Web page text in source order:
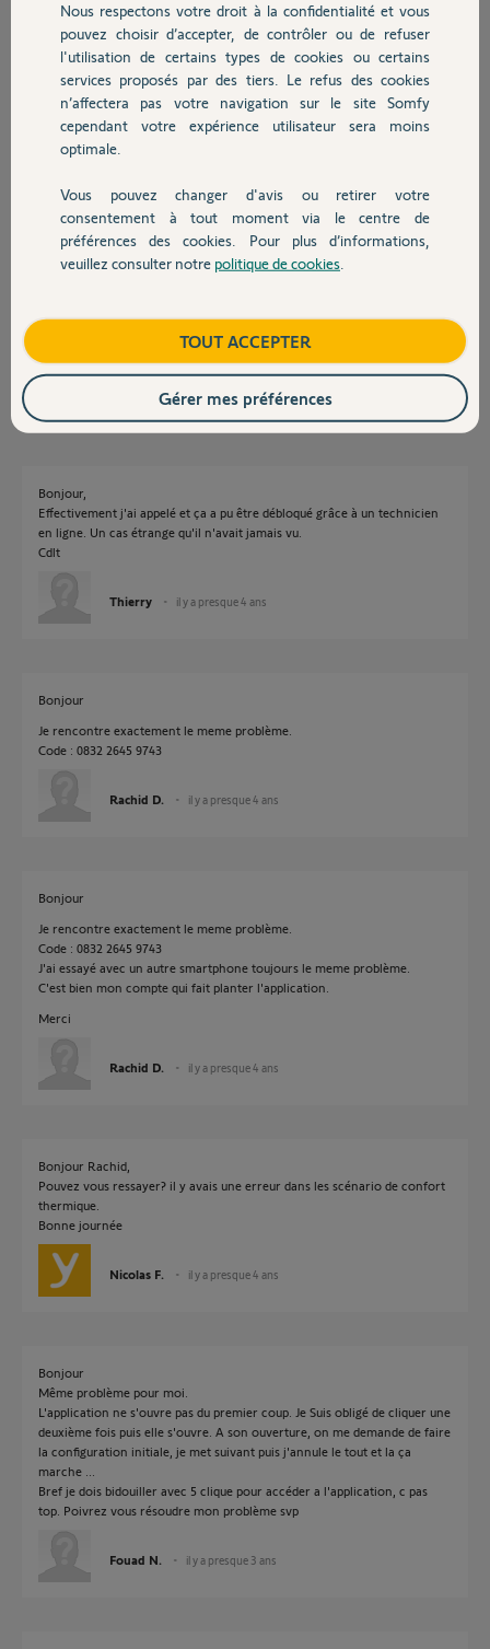
Chauffage
Autres produits
Devis avec un pro
Contact
Code PIN 2023-6744-4835
Merci d'avance pour votre action.
Thierry
il y a presque 4 ans
Réponses
Je vois que vous arrivez de nouveau a vous connecter a l'application.
Nicolas F. il y a presque 4 ans
Bonjour,
Effectivement j'ai appelé et ça a pu être débloqué grâce à un technicien
en ligne. Un cas étrange qu'il n'avait jamais vu.
Cdlt
Thierry il y a presque 4 ans
Bonjour
Je rencontre exactement le meme problème.
Code : 0832 2645 9743
Rachid D. il y a presque 4 ans
Bonjour
Je rencontre exactement le meme problème.
Code : 0832 2645 9743
J'ai essayé avec un autre smartphone toujours le meme problème.
C'est bien mon compte qui fait planter l'application.
Merci
Rachid D. il y a presque 4 ans
Bonjour Rachid,
Pouvez vous ressayer? il y avais une erreur dans les scénario de confort
thermique.
Bonne journée
Nicolas F. il y a presque 4 ans
Bonjour
Même problème pour moi.
L'application ne s'ouvre pas du premier coup. Je Suis obligé de cliquer une
deuxième fois puis elle s'ouvre. A son ouverture, on me demande de faire
la configuration initiale, je met suivant puis j'annule le tout et la ça
marche ...
Bref je dois bidouiller avec 5 clique pour accéder a l'application, c pas
top. Poivrez vous résoudre mon problème svp
Fouad N. il y a presque 3 ans
Nous respectons votre droit à la confidentialité et vous
pouvez choisir d’accepter, de contrôler ou de refuser
l'utilisation de certains types de cookies ou certains
services proposés par des tiers. Le refus des cookies
n’affectera pas votre navigation sur le site Somfy
cependant votre expérience utilisateur sera moins
optimale.
Vous pouvez changer d'avis ou retirer votre
consentement à tout moment via le centre de
préférences des cookies. Pour plus d’informations,
veuillez consulter notre politique de cookies
TOUT ACCEPTER
Gérer mes préférences